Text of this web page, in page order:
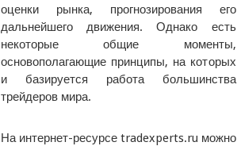
оценки рынка, прогнозирования его
дальнейшего движения.Однако есть
некоторые общие моменты,
основополагающие принципы, на которых
и базируется работа большинства
трейдеров мира.
На интернет-ресурсе tradexperts.ru можно